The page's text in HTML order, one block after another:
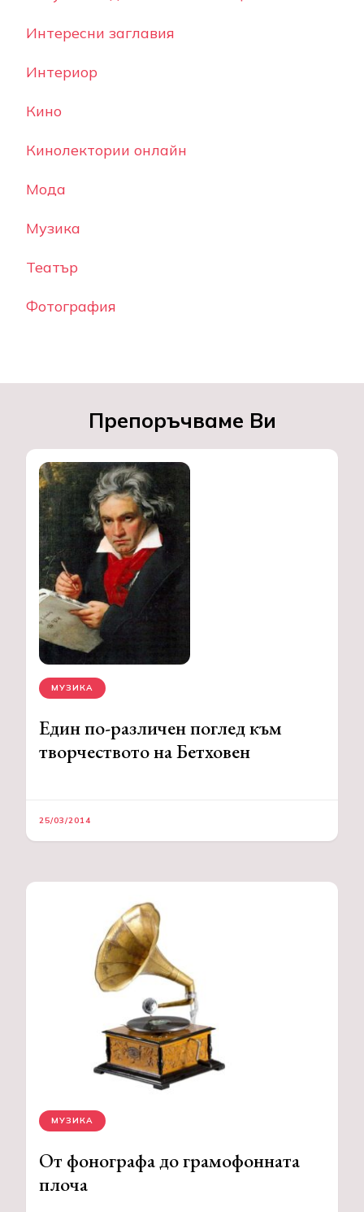
Интересни заглавия
Интериор
Кино
Кинолектории онлайн
Мода
Музика
Театър
Фотография
Препоръчваме Ви
МУЗИКА
Един по-различен поглед към
творчеството на Бетховен
25/03/2014
МУЗИКА
От фонографа до грамофонната
плоча